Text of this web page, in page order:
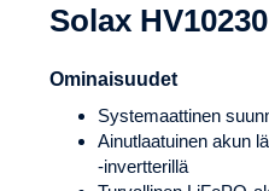
Solax
Ominaisuudet
Systemaattinen
Ainutlaatuinen akun
-invertterillä